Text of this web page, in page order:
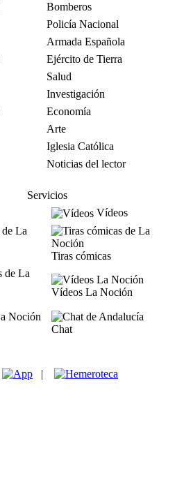
Bomberos
Policía Nacional
Armada Española
Ejército de Tierra
Salud
Investigación
Economía
Arte
Iglesia Católica
Noticias del lector
Servicios
Vídeos
Tiras cómicas
Vídeos La Noción
Chat
|